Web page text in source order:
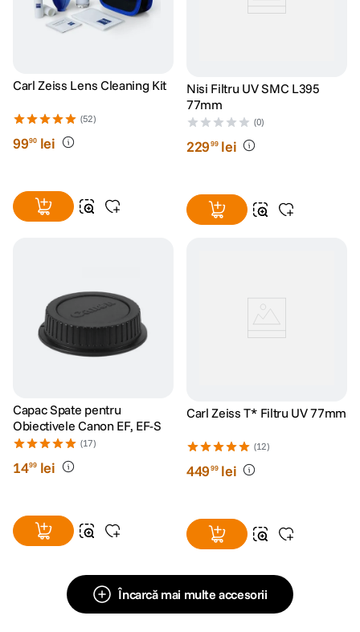
Carl Zeiss Lens Cleaning Kit
(52)
9990 lei
Nisi Filtru UV SMC L395
77mm
(0)
22999 lei
Capac Spate pentru
Obiectivele Canon EF, EF-S
(17)
1499 lei
Carl Zeiss T* Filtru UV 77mm
(12)
44999 lei
Încarcă mai multe accesorii